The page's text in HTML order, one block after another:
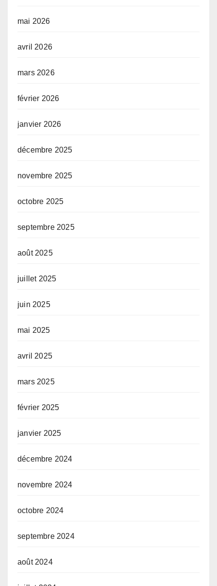
mai 2026
avril 2026
mars 2026
février 2026
janvier 2026
décembre 2025
novembre 2025
octobre 2025
septembre 2025
août 2025
juillet 2025
juin 2025
mai 2025
avril 2025
mars 2025
février 2025
janvier 2025
décembre 2024
novembre 2024
octobre 2024
septembre 2024
août 2024